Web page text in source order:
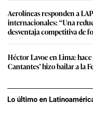
Aerolíneas responden a
internacionales: “Una
desventaja competitiva de
Héctor Lavoe en Lima:
Cantantes’ hizo bailar a la
Lo último en